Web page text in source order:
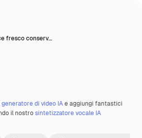
fresco conserv…
generatore di video IAe aggiungi fantastici
il nostrosintetizzatore vocale IA